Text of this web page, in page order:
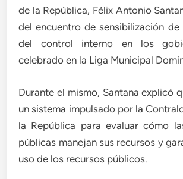
de la República, Félix Antonio
del encuentro de sensibilización
del control interno en los
celebrado en la Liga Municipal
Durante el mismo, Santana explicó
un sistema impulsado por la
la República para evaluar cómo
públicas manejan sus recursos y
uso de los recursos públicos.